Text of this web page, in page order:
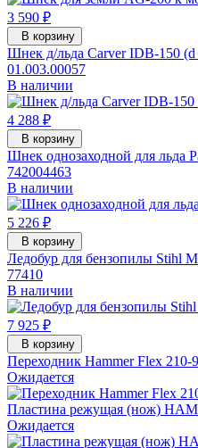
3 590 ₽
В корзину
Шнек д/льда Carver IDB-150
01.003.00057
В наличии
4 288 ₽
В корзину
Шнек однозаходной для льда
742004463
В наличии
5 226 ₽
В корзину
Ледобур для бензопилы Stihl
77410
В наличии
7 925 ₽
В корзину
Переходник Hammer Flex
Ожидается
Пластина режущая (нож)
Ожидается